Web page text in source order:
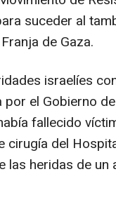
suceder al
de Gaza.
israelíes
el Gobierno
fallecido
cirugía del
las heridas de